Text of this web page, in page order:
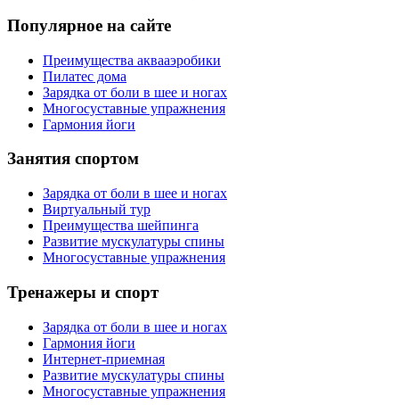
Популярное на сайте
Преимущества аквааэробики
Пилатес дома
Зарядка от боли в шее и ногах
Многосуставные упражнения
Гармония йоги
Занятия спортом
Зарядка от боли в шее и ногах
Виртуальный тур
Преимущества шейпинга
Развитие мускулатуры спины
Многосуставные упражнения
Тренажеры и спорт
Зарядка от боли в шее и ногах
Гармония йоги
Интернет-приемная
Развитие мускулатуры спины
Многосуставные упражнения